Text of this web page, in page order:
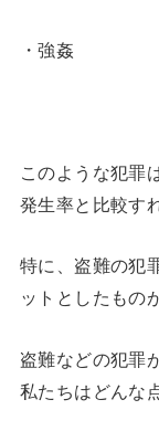
・強姦
このような犯罪
発生率と比較す
特に、盗難の犯
ットとしたもの
盗難などの犯罪
私たちはどんな